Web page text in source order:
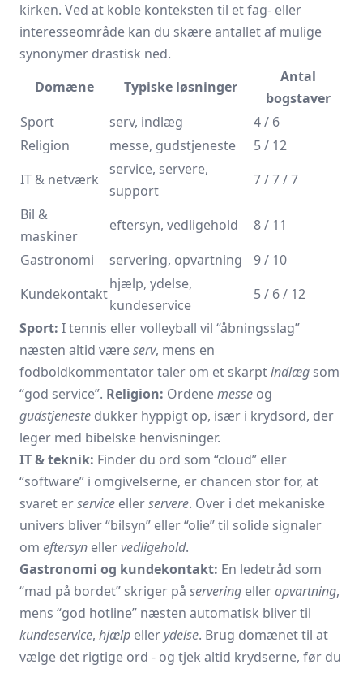
kirken. Ved at koble konteksten til et fag- eller
interesseområde kan du skære antallet af mulige
synonymer drastisk ned.
Domæne
Typiske løsninger
Antal
bogstaver
Sport
serv, indlæg
4 / 6
Religion
messe, gudstjeneste
5 / 12
IT & netværk
service, servere,
support
7 / 7 / 7
Bil &
maskiner
eftersyn, vedligehold
8 / 11
Gastronomi
servering, opvartning
9 / 10
Kundekontakt
hjælp, ydelse,
kundeservice
5 / 6 / 12
Sport: I tennis eller volleyball vil “åbningsslag”
næsten altid væreserv, mens en
fodboldkommentator taler om et skarptindlæg som
“god service”. Religion: Ordenemesse og
gudstjeneste dukker hyppigt op, især i krydsord, der
leger med bibelske henvisninger.
IT & teknik: Finder du ord som “cloud” eller
“software” i omgivelserne, er chancen stor for, at
svaret erservice ellerservere. Over i det mekaniske
univers bliver “bilsyn” eller “olie” til solide signaler
om eftersyn ellervedligehold.
Gastronomi og kundekontakt: En ledetråd som
“mad på bordet” skriger på servering elleropvartning,
mens “god hotline” næsten automatisk bliver til
kundeservice, hjælp ellerydelse. Brug domænet til at
vælge det rigtige ord - og tjek altid krydserne, før du